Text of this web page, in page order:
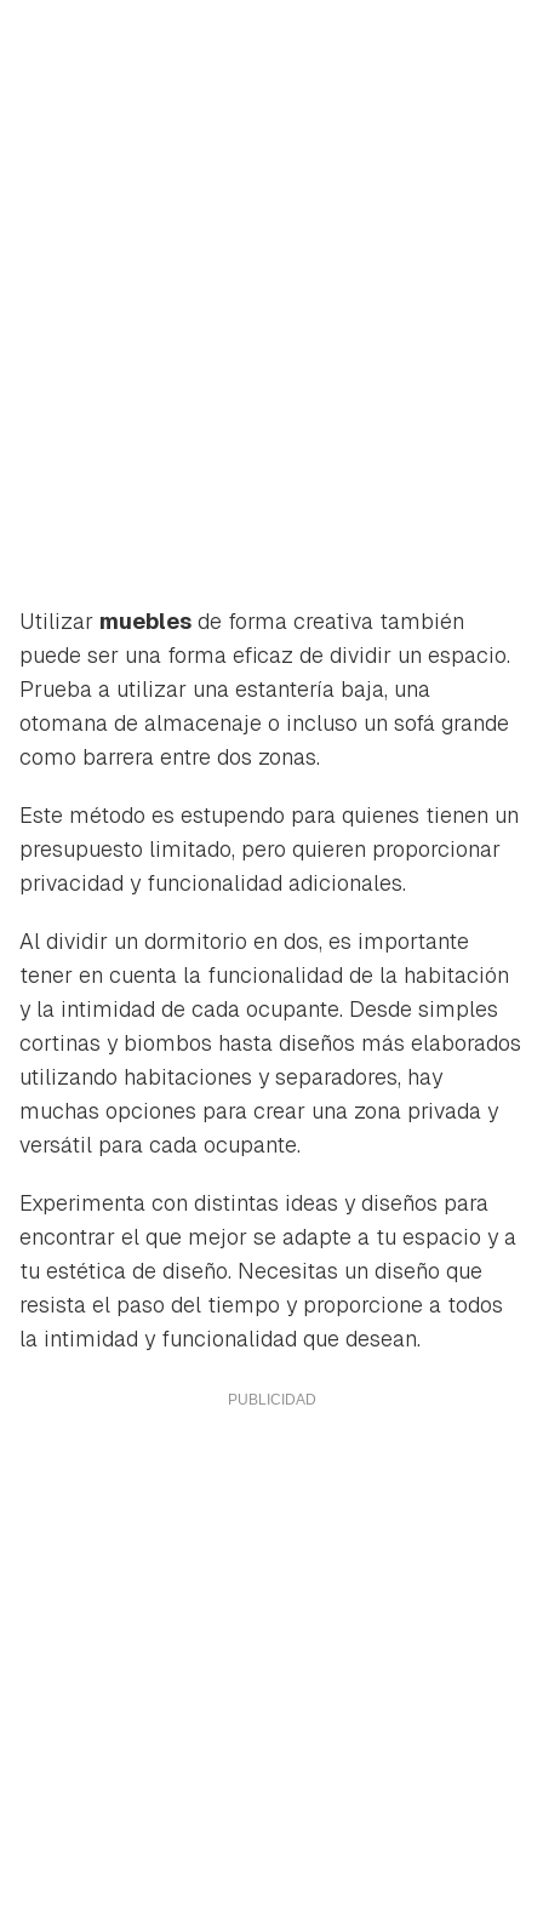
Utilizar muebles de forma creativa también
puede ser una forma eficaz de dividir un espacio.
Prueba a utilizar una estantería baja, una
otomana de almacenaje o incluso un sofá grande
como barrera entre dos zonas.
Este método es estupendo para quienes tienen un
presupuesto limitado, pero quieren proporcionar
privacidad y funcionalidad adicionales.
Al dividir un dormitorio en dos, es importante
tener en cuenta la funcionalidad de la habitación
y la intimidad de cada ocupante. Desde simples
cortinas y biombos hasta diseños más elaborados
utilizando habitaciones y separadores, hay
muchas opciones para crear una zona privada y
versátil para cada ocupante.
Experimenta con distintas ideas y diseños para
encontrar el que mejor se adapte a tu espacio y a
tu estética de diseño. Necesitas un diseño que
resista el paso del tiempo y proporcione a todos
la intimidad y funcionalidad que desean.